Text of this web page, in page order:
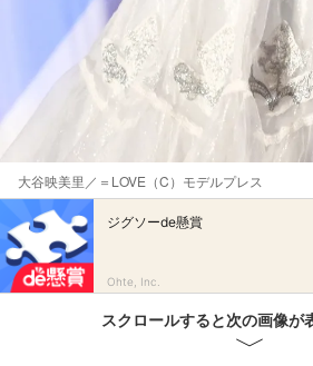
大谷映美里／＝LOVE（C）モデルプレス
ジグソーde懸賞
Ohte, Inc.
スクロールすると次の画像が